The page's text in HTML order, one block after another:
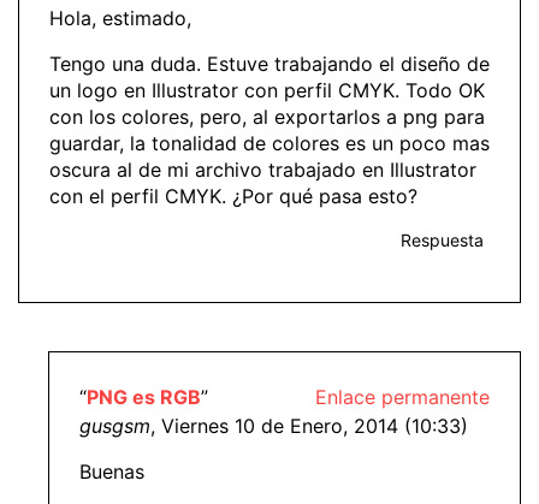
Hola, estimado,
Tengo una duda. Estuve trabajando el diseño de
un logo en Illustrator con perfil CMYK. Todo OK
con los colores, pero, al exportarlos a png para
guardar, la tonalidad de colores es un poco mas
oscura al de mi archivo trabajado en Illustrator
con el perfil CMYK. ¿Por qué pasa esto?
Respuesta
Enlace permanente
“PNG es RGB”
gusgsm, Viernes 10 de Enero, 2014 (10:33)
Buenas